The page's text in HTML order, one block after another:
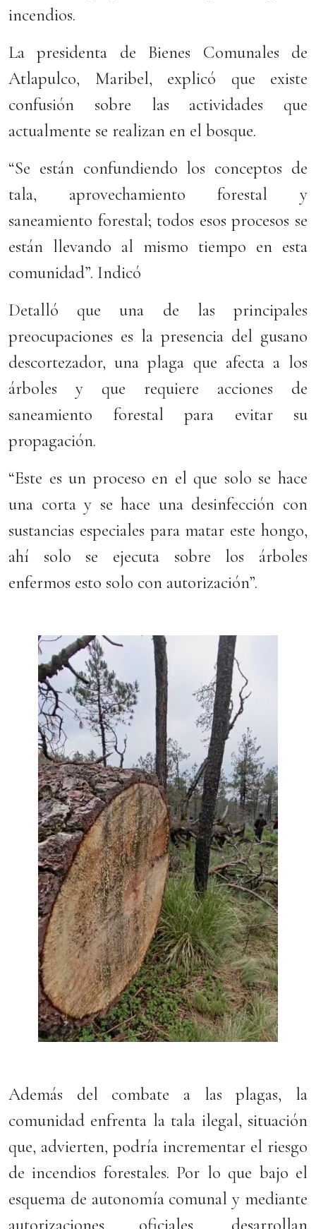
incendios.
La presidenta de Bienes Comunales de
Atlapulco, Maribel, explicó que existe
confusión sobre las actividades que
actualmente se realizan en el bosque.
“Se están confundiendo los conceptos de
tala, aprovechamiento forestal y
saneamiento forestal; todos esos procesos se
están llevando al mismo tiempo en esta
comunidad”. Indicó
Detalló que una de las principales
preocupaciones es la presencia del gusano
descortezador, una plaga que afecta a los
árboles y que requiere acciones de
saneamiento forestal para evitar su
propagación.
“Este es un proceso en el que solo se hace
una corta y se hace una desinfección con
sustancias especiales para matar este hongo,
ahí solo se ejecuta sobre los árboles
enfermos esto solo con autorización”.
Además del combate a las plagas, la
comunidad enfrenta la tala ilegal, situación
que, advierten, podría incrementar el riesgo
de incendios forestales. Por lo que bajo el
esquema de autonomía comunal y mediante